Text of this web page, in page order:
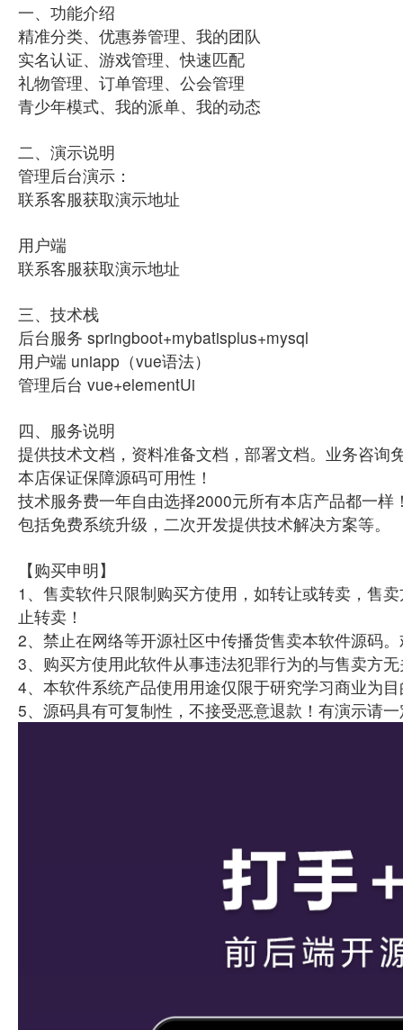
一、功能介绍
精准分类、优惠券管理、我的团队
实名认证、游戏管理、快速匹配
礼物管理、订单管理、公会管理
青少年模式、我的派单、我的动态
二、演示说明
管理后台演示：
联系客服获取演示地址
用户端
联系客服获取演示地址
三、技术栈
后台服务 springboot+mybatisplus+mysql
用户端 uniapp（vue语法）
管理后台 vue+elementUi
四、服务说明
提供技术文档，资料准备文档，部署文档。业务咨询
本店保证保障源码可用性！
技术服务费一年自由选择2000元所有本店产品都一样
包括免费系统升级，二次开发提供技术解决方案等。
【购买申明】
1、售卖软件只限制购买方使用，如转让或转卖，售
止转卖！
2、禁止在网络等开源社区中传播货售卖本软件源码
3、购买方使用此软件从事违法犯罪行为的与售卖方
4、本软件系统产品使用用途仅限于研究学习商业为
5、源码具有可复制性，不接受恶意退款！有演示请